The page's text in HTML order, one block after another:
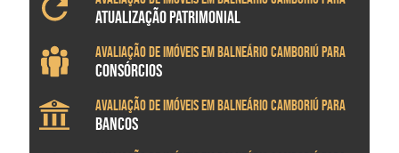
ATUALIZAÇÃO PATRIMONIAL
Avaliação de imóveis em Balneário Camboriú para
CONSÓRCIOS
Avaliação de imóveis em Balneário Camboriú para
BANCOS